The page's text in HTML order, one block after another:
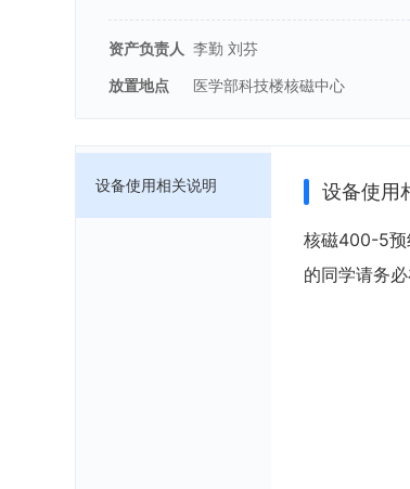
资产负责人 李勤 刘芬
放置地点
医学部科技楼核磁中心
设备使用相关说明 设备使用
核磁400-5预
的同学请务